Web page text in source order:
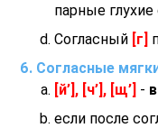
парные
Согласный [г]
Согласные
[й’], [ч’], [щ’] -
если после